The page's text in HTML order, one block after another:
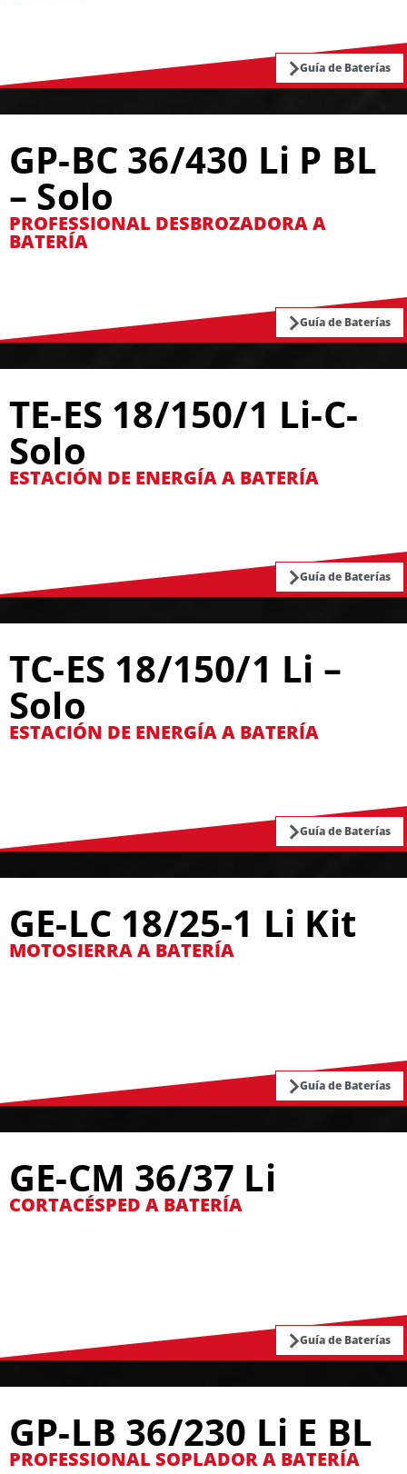
Guía de Baterías
GP-BC 36/430 Li P BL
– Solo
PROFESSIONAL DESBROZADORA A
BATERÍA
Guía de Baterías
TE-ES 18/150/1 Li-C-
Solo
ESTACIÓN DE ENERGÍA A BATERÍA
Guía de Baterías
TC-ES 18/150/1 Li –
Solo
ESTACIÓN DE ENERGÍA A BATERÍA
Guía de Baterías
GE-LC 18/25-1 Li Kit
MOTOSIERRA A BATERÍA
Guía de Baterías
GE-CM 36/37 Li
CORTACÉSPED A BATERÍA
Guía de Baterías
GP-LB 36/230 Li E BL
PROFESSIONAL SOPLADOR A BATERÍA